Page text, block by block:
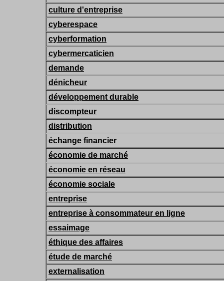
culture d'entreprise
cyberespace
cyberformation
cybermercaticien
demande
dénicheur
développement durable
discompteur
distribution
échange financier
économie de marché
économie en réseau
économie sociale
entreprise
entreprise à consommateur en ligne
essaimage
éthique des affaires
étude de marché
externalisation